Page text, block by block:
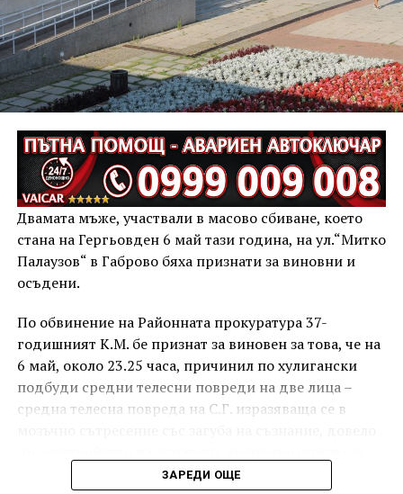
Двамата мъже, участвали в масово сбиване, което
стана на Гергьовден 6 май тази година, на ул.“Митко
Палаузов“ в Габрово бяха признати за виновни и
осъдени.
По обвинение на Районната прокуратура 37-
годишният К.М. бе признат за виновен за това, че на
6 май, около 23.25 часа, причинил по хулигански
подбуди средни телесни повреди на две лица –
средна телесна повреда на С.Г. изразяваща се в
живота, и лека телесна повреда на Х.С., която бе с
ЗАРЕДИ ОЩЕ